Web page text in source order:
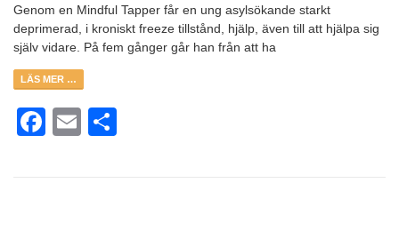
Genom en Mindful Tapper får en ung asylsökande starkt
deprimerad, i kroniskt freeze tillstånd, hjälp, även till att hjälpa sig
själv vidare. På fem gånger går han från att ha
LÄS MER …
Facebook
Email